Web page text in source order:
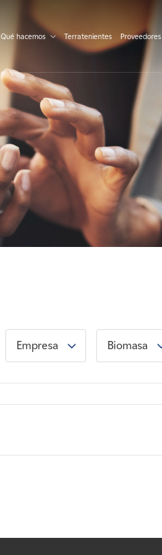
Qué hacemos Terratenientes Proveedores
Empresa Biomasa